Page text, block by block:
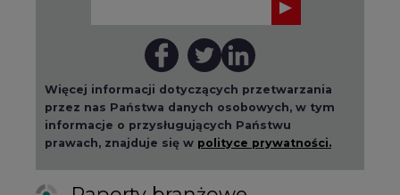
Więcej informacji dotyczących przetwarzania
przez nas Państwa danych osobowych, w tym
informacje o przysługujących Państwu
prawach, znajduje się w polityce prywatności.